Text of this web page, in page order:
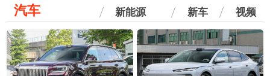
汽车 新能源 新车 视频